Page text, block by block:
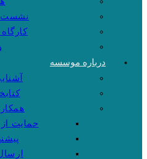
نشست
درباره موسسه
حمایت